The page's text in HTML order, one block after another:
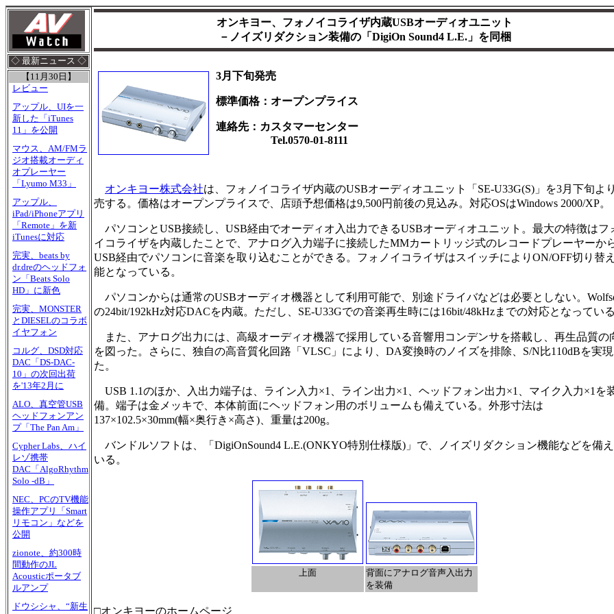
◇ 最新ニュース ◇
【11月30日】
レビュー
アップル、UIを一
新した「iTunes
11」を公開
マウス、AM/FMラ
ジオ搭載オーディ
オプレーヤー
「Lyumo M33」
アップル、
iPad/iPhoneアプリ
「Remote」を新
iTunesに対応
完実、beats by
dr.dreのヘッドフォ
ン「Beats Solo
HD」に新色
完実、MONSTER
とDIESELのコラボ
イヤフォン
コルグ、DSD対応
DAC「DS-DAC-
10」の次回出荷
を'13年2月に
ALO、真空管USB
ヘッドフォンアン
プ「The Pan Am」
Cypher Labs、ハイ
レゾ携帯
DAC「AlgoRhythm
Solo -dB」
NEC、PCのTV機能
操作アプリ「Smart
リモコン」などを
公開
zionote、約300時
間動作のJL
Acousticポータブ
ルアンプ
ドウシシャ、“新生
オンキヨー、フォノイコライザ内蔵USBオーディオユニット
－ノイズリダクション装備の「DigiOn Sound4 L.E.」を同梱
3月下旬発売
標準価格：オープンプライス
連絡先：カスタマーセンター
Tel.0570-01-8111
オンキヨー株式会社は、フォノイコライザ内蔵のUSBオーディオユニット「SE-U33G(S)」を3月下旬よ
売する。価格はオープンプライスで、店頭予想価格は9,500円前後の見込み。対応OSはWindows 2000/XP。
パソコンとUSB接続し、USB経由でオーディオ入出力できるUSBオーディオユニット。最大の特徴はフ
イコライザを内蔵したことで、アナログ入力端子に接続したMMカートリッジ式のレコードプレーヤーから
USB経由でパソコンに音楽を取り込むことができる。フォノイコライザはスイッチによりON/OFF切り替
能となっている。
パソコンからは通常のUSBオーディオ機器として利用可能で、別途ドライバなどは必要としない。
の24bit/192kHz対応DACを内蔵。ただし、SE-U33Gでの音楽再生時には16bit/48kHzまでの対応となっている
また、アナログ出力には、高級オーディオ機器で採用している音響用コンデンサを搭載し、再生品質の
を図った。さらに、独自の高音質化回路「VLSC」により、DA変換時のノイズを排除、S/N比110dBを実現
た。
USB 1.1のほか、入出力端子は、ライン入力×1、ライン出力×1、ヘッドフォン出力×1、マイク入力×1を
備。端子は金メッキで、本体前面にヘッドフォン用のボリュームも備えている。外形寸法は
137×102.5×30mm(幅×奥行き×高さ)、重量は200g。
バンドルソフトは、「DigiOnSound4 L.E.(ONKYO特別仕様版)」で、ノイズリダクション機能などを備
いる。
上面
背面にアナログ音声入出力
を装備
□オンキヨーのホームページ